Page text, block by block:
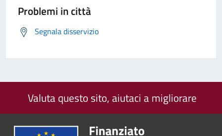
Problemi in città
Segnala disservizio
Valuta questo sito, aiutaci a migliorare